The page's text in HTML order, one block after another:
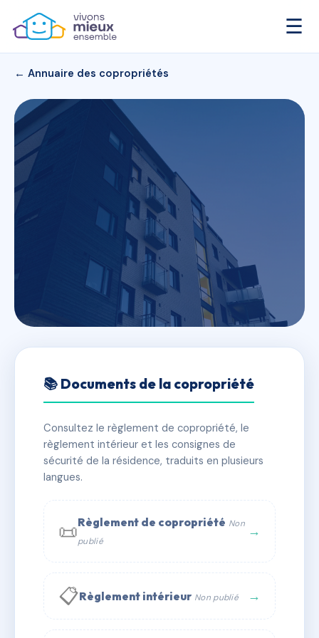
☰
← Annuaire des copropriétés
5 RUE ADRIEN LIGUE
✓ Immatriculée 🏠 13 lots 🏗 1 bâtiment(s)
📞 Contacter Syndic Digital
📚 Documents de la copropriété
Consultez le règlement de copropriété, le
règlement intérieur et les consignes de
sécurité de la résidence, traduits en plusieurs
langues.
📜Règlement de copropriété Non
publié
→
📋Règlement intérieur Non publié →